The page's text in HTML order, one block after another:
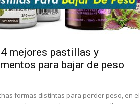
mejores pastillas y
para bajar de peso
formas distintas para perder peso, en el